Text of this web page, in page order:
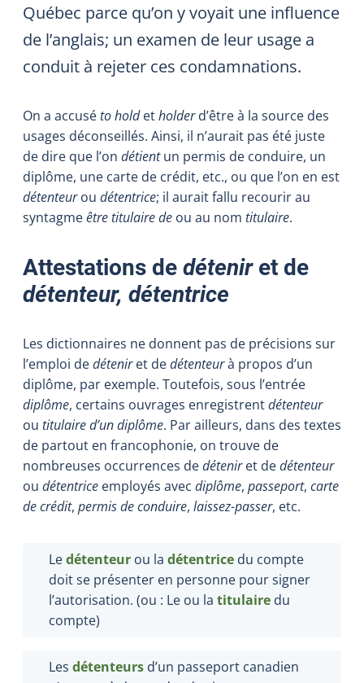
Québec parce qu’on y voyait une influence
de l’anglais; un examen de leur usage a
conduit à rejeter ces condamnations.
On a accuséto holdetholderd’être à la source des
usages déconseillés. Ainsi, il n’aurait pas été juste
de dire que l’on détientun permis de conduire, un
diplôme, une carte de crédit, etc., ou que l’on en est
détenteurou détentrice; il aurait fallu recourir au
syntagmeêtretitulaire de ou au nom titulaire.
Attestations de déteniret de
détenteur, détentrice
Les dictionnaires ne donnent pas de précisions sur
l’emploi dedéteniret dedétenteurà propos d’un
diplôme, par exemple. Toutefois, sous l’entrée
diplôme, certains ouvrages enregistrentdétenteur
ou titulaire d’un diplôme. Par ailleurs, dans des textes
de partout en francophonie, on trouve de
nombreuses occurrences dedéteniret dedétenteur
ou détentrice employés avec diplôme, passeport, carte
de crédit, permis de conduire, laissez-passer, etc.
Ledétenteur ou la détentrice du compte
doit se présenter en personne pour signer
l’autorisation. (ou : Le ou la titulaire du
compte)
Les détenteurs d’un passeport canadien